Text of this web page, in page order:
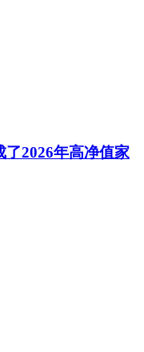
2026年高净值家